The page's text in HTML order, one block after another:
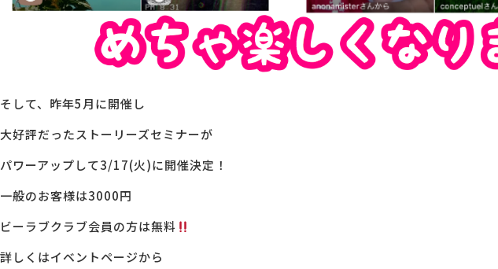
そして、昨年5月に開催し
大好評だったストーリーズセミナーが
パワーアップして3/17(火)に開催決定！
一般のお客様は3000円
ビーラブクラブ会員の方は無料
詳しくはイベントページから